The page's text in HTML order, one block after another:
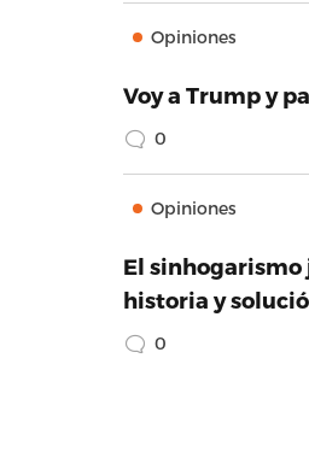
Opiniones
Voy a Trump y
0
Opiniones
El
historia y
0